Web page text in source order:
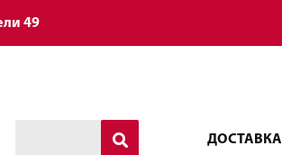
49
ДОСТАВКА